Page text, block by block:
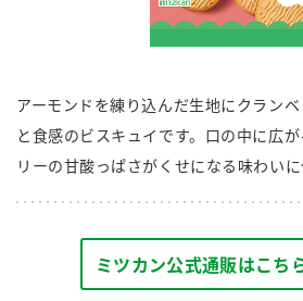
酢
キャンペーン情報
ブランド・スペシャルサイト
商品ブランドサイト
企業情報
アーモンドを練り込んだ生地にクラン
と食感のビスキュイです。口の中に広
リーの甘酸っぱさがくせになる味わいに
ミツカン公式通販はこち